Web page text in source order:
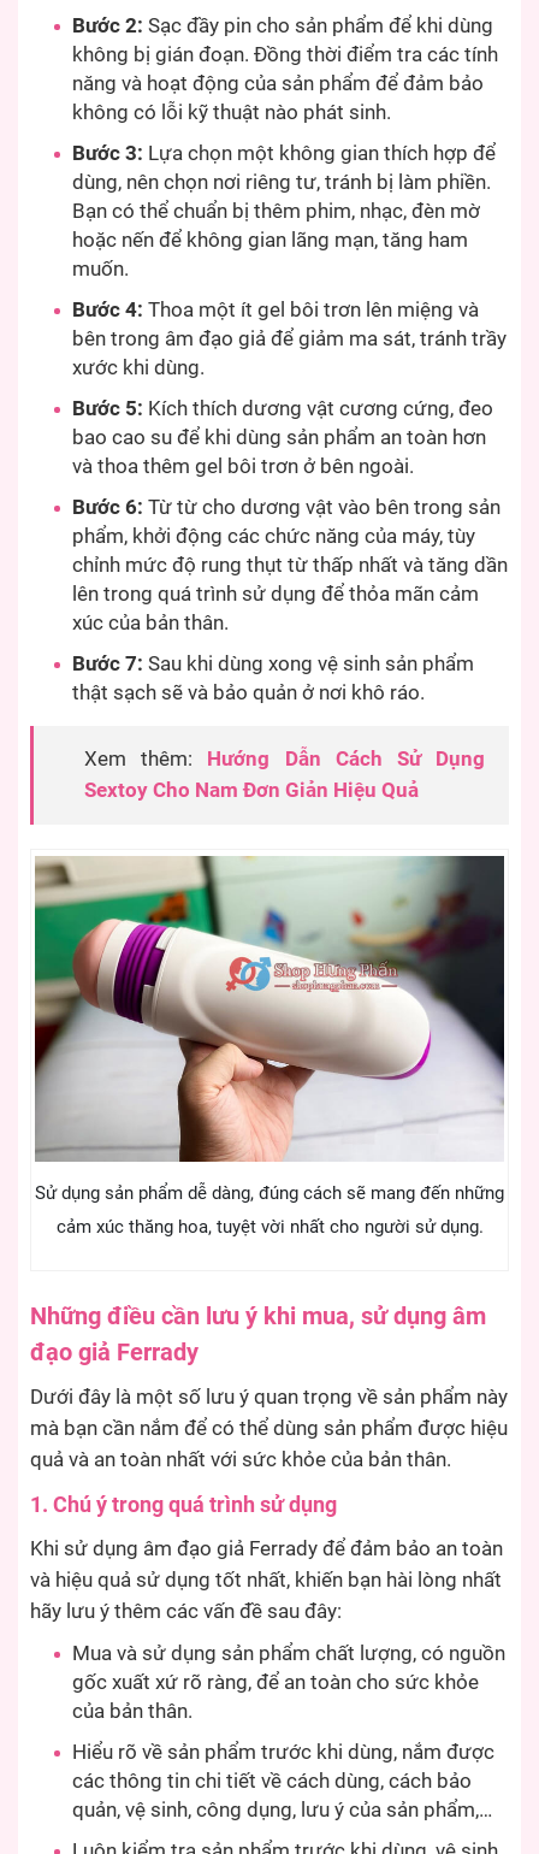
Bước 2: Sạc đầy pin cho sản phẩm để khi dùng
không bị gián đoạn. Đồng thời điểm tra các tính
năng và hoạt động của sản phẩm để đảm bảo
không có lỗi kỹ thuật nào phát sinh.
Bước 3: Lựa chọn một không gian thích hợp để
dùng, nên chọn nơi riêng tư, tránh bị làm phiền.
Bạn có thể chuẩn bị thêm phim, nhạc, đèn mờ
hoặc nến để không gian lãng mạn, tăng ham
muốn.
Bước 4: Thoa một ít gel bôi trơn lên miệng và
bên trong âm đạo giả để giảm ma sát, tránh trầy
xước khi dùng.
Bước 5: Kích thích dương vật cương cứng, đeo
bao cao su để khi dùng sản phẩm an toàn hơn
và thoa thêm gel bôi trơn ở bên ngoài.
Bước 6: Từ từ cho dương vật vào bên trong sản
phẩm, khởi động các chức năng của máy, tùy
chỉnh mức độ rung thụt từ thấp nhất và tăng dần
lên trong quá trình sử dụng để thỏa mãn cảm
xúc của bản thân.
Bước 7: Sau khi dùng xong vệ sinh sản phẩm
thật sạch sẽ và bảo quản ở nơi khô ráo.
Xem thêm: Hướng Dẫn Cách Sử Dụng
Sextoy Cho Nam Đơn Giản Hiệu Quả
Sử dụng sản phẩm dễ dàng, đúng cách sẽ mang đến những
cảm xúc thăng hoa, tuyệt vời nhất cho người sử dụng.
Những điều cần lưu ý khi mua, sử dụng âm
đạo giả Ferrady
Dưới đây là một số lưu ý quan trọng về sản phẩm này
mà bạn cần nắm để có thể dùng sản phẩm được hiệu
quả và an toàn nhất với sức khỏe của bản thân.
1. Chú ý trong quá trình sử dụng
Khi sử dụng âm đạo giả Ferrady để đảm bảo an toàn
và hiệu quả sử dụng tốt nhất, khiến bạn hài lòng nhất
hãy lưu ý thêm các vấn đề sau đây:
Mua và sử dụng sản phẩm chất lượng, có nguồn
gốc xuất xứ rõ ràng, để an toàn cho sức khỏe
của bản thân.
Hiểu rõ về sản phẩm trước khi dùng, nắm được
các thông tin chi tiết về cách dùng, cách bảo
quản, vệ sinh, công dụng, lưu ý của sản phẩm,…